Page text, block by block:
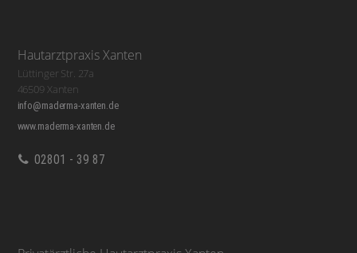
Hautarztpraxis Xanten
Lüttinger Str. 27a
46509 Xanten
info@maderma-xanten.de
www.maderma-xanten.de
02801 - 39 87